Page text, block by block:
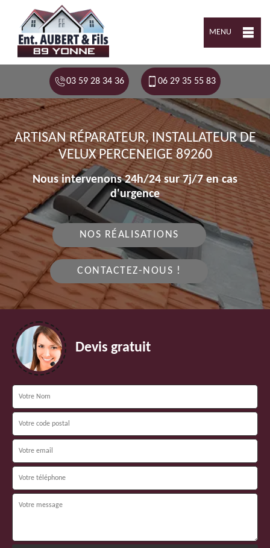
MENU
03 59 28 34 36 06 29 35 55 83
ARTISAN RÉPARATEUR, INSTALLATEUR DE
VELUX PERCENEIGE 89260
Nous intervenons 24h/24 sur 7j/7 en cas
d'urgence
NOS RÉALISATIONS
CONTACTEZ-NOUS !
Devis gratuit